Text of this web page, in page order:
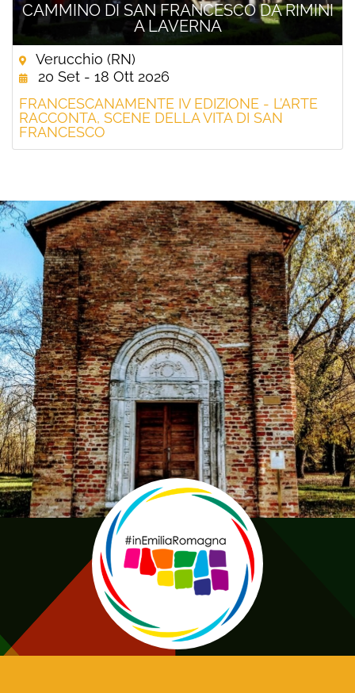
CAMMINO DI SAN FRANCESCO DA RIMINI
A LAVERNA
Verucchio (RN)
20 Set - 18 Ott 2026
FRANCESCANAMENTE IV EDIZIONE - L’ARTE
RACCONTA, SCENE DELLA VITA DI SAN
FRANCESCO